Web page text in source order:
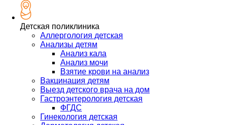
Детская поликлиника
Аллергология детская
Анализы детям
Анализ кала
Анализ мочи
Взятие крови на анализ
Вакцинация детям
Выезд детского врача на дом
Гастроэнтерология детская
ФГДС
Гинекология детская